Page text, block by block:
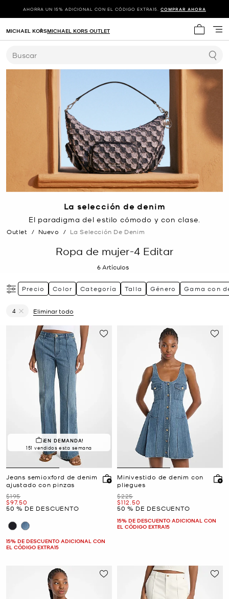
AHORRA UN 15% ADICIONAL CON EL CÓDIGO EXTRA15. COMPRAR AHORA
Mi
MICHAEL KORSMICHAEL KORS OUTLET
Buscar
La selección de denim
El paradigma del estilo cómodo y con clase.
Outlet / Nuevo / La Selección De Denim
Ropa de mujer-4 Editar
6Artículos
Precio Color Categoría Talla Género Gama con
4
Eliminar todo
¡EN DEMANDA!
151 vendidos esta semana
Jeans semioxford de denim
ajustado con pinzas
Era
$195
Ahora
$97.50
50 % DE DESCUENTO
15% DE DESCUENTO ADICIONAL CON
EL CÓDIGO EXTRA15
Minivestido de denim con
pliegues
Era
$225
Ahora
$112.50
50 % DE DESCUENTO
15% DE DESCUENTO ADICIONAL CON
EL CÓDIGO EXTRA15